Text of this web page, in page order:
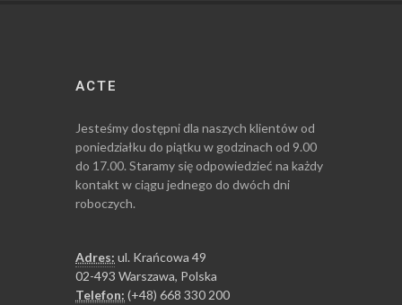
ACTE
Jesteśmy dostępni dla naszych klientów od
poniedziałku do piątku w godzinach od 9.00
do 17.00. Staramy się odpowiedzieć na każdy
kontakt w ciągu jednego do dwóch dni
roboczych.
Adres: ul. Krańcowa 49
02-493 Warszawa, Polska
Telefon: (+48) 668 330 200